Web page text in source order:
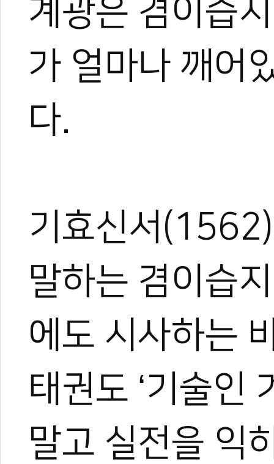
계광은 겸이습
가 얼마나 깨어
다.
기효신서
말하는 겸이습
에도 시사하는
태권도 ‘기술인
말고 실전을 익
관련 뉴스
국기원·세이브
[전민우의 마음
2026 세계태권